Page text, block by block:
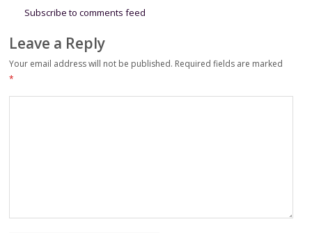
Subscribe to comments feed
Leave a Reply
Your email address will not be published. Required fields are marked
*